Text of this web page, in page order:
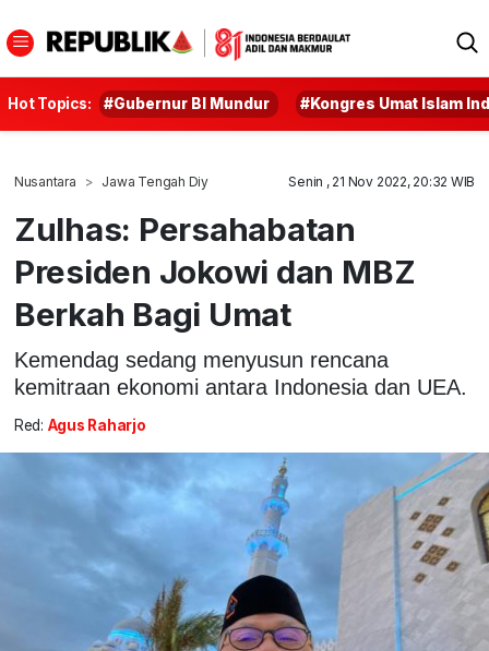
Hot Topics: #Gubernur BI Mundur #Kongres Umat Islam
Nusantara Jawa Tengah Diy Senin , 21 Nov 2022, 20:32 WIB
Zulhas: Persahabatan
Presiden Jokowi dan MBZ
Berkah Bagi Umat
Kemendag sedang menyusun rencana
kemitraan ekonomi antara Indonesia dan UEA.
Red: Agus Raharjo